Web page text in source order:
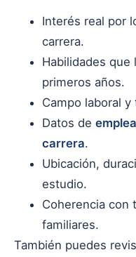
Interés real por
carrera.
Habilidades que
primeros años.
Campo laboral
Datos de
carrera.
Ubicación,
estudio.
Coherencia con
familiares.
También puedes